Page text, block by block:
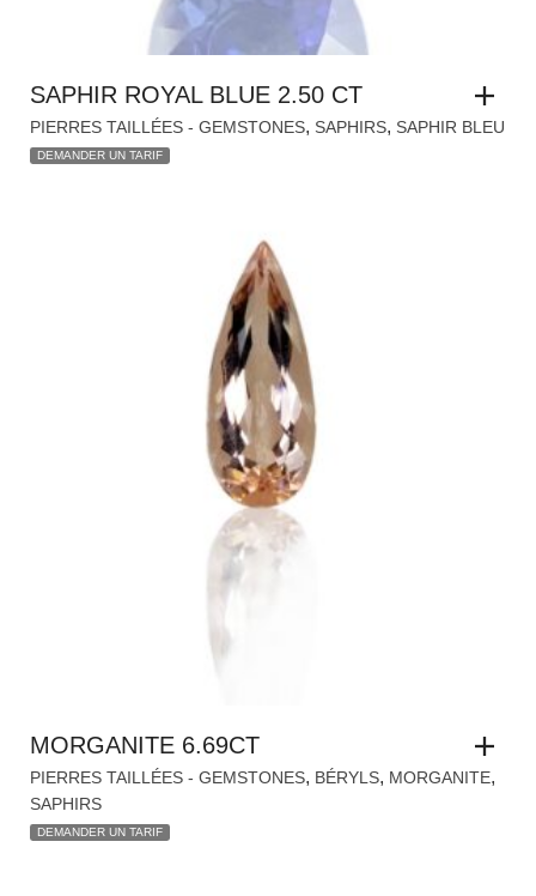
SAPHIR ROYAL BLUE 2.50 CT
PIERRES TAILLÉES - GEMSTONES, SAPHIRS, SAPHIR BLEU
DEMANDER UN TARIF
MORGANITE 6.69CT
PIERRES TAILLÉES - GEMSTONES, BÉRYLS, MORGANITE,
SAPHIRS
DEMANDER UN TARIF